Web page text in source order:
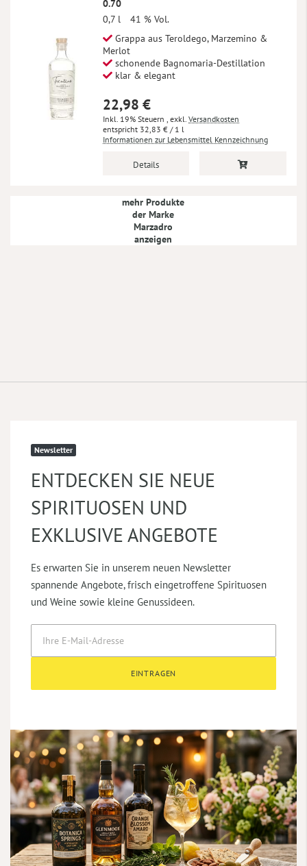
0.70
0,7 l
41 % Vol.
Grappa aus Teroldego, Marzemino &
Merlot
schonende Bagnomaria-Destillation
klar & elegant
22,98 €
Inkl. 19% Steuern , exkl. Versandkosten
32,83 € / 1 l
Informationen zur Lebensmittel Kennzeichnung
Details
mehr Produkte
der Marke
Marzadro
anzeigen
Newsletter
ENTDECKEN SIE NEUE
SPIRITUOSEN UND
EXKLUSIVE ANGEBOTE
Es erwarten Sie in unserem neuen Newsletter
spannende Angebote, frisch eingetroffene Spirituosen
und Weine sowie kleine Genussideen.
EINTRAGEN